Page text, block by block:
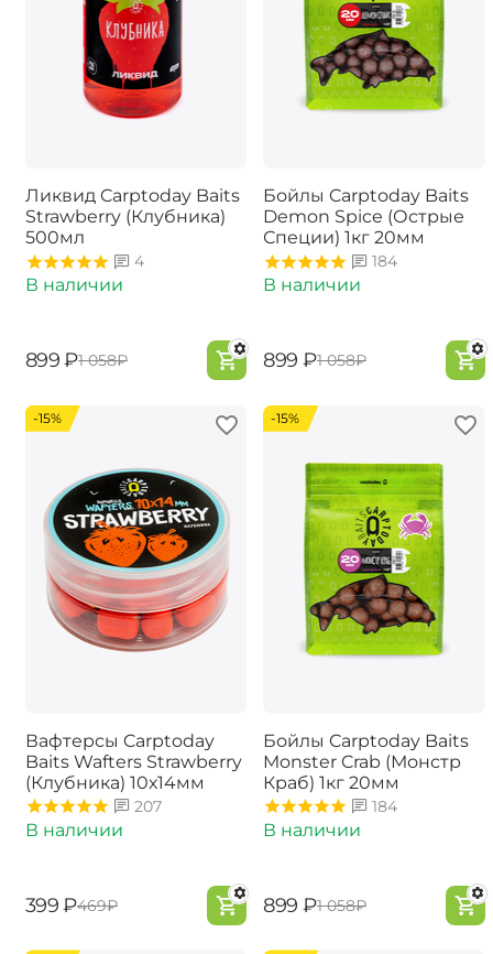
Ликвид Carptoday Baits
Strawberry (Клубника)
500мл
4
В наличии
‍899‍ ₽‍1 058‍₽
Бойлы Carptoday Baits
Demon Spice (Острые
Специи) 1кг 20мм
184
В наличии
‍899‍ ₽‍1 058‍₽
-15%
Вафтерсы Carptoday
Baits Wafters Strawberry
(Клубника) 10х14мм
207
В наличии
‍399‍ ₽‍469‍₽
-15%
Бойлы Carptoday Baits
Monster Crab (Монстр
Краб) 1кг 20мм
184
В наличии
‍899‍ ₽‍1 058‍₽